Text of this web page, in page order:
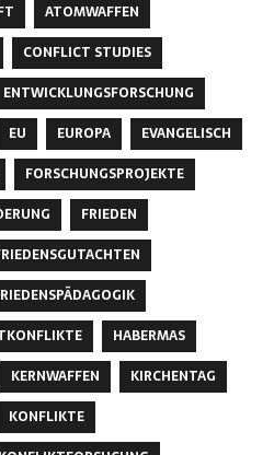
ATOMWAFFEN
CONFLICT STUDIES
ENTWICKLUNGSFORSCHUNG
EU EUROPA
EVANGELISCH
FORSCHUNGSPROJEKTE
FRIEDEN
HABERMAS
KERNWAFFEN
KIRCHENTAG
KONFLIKTE